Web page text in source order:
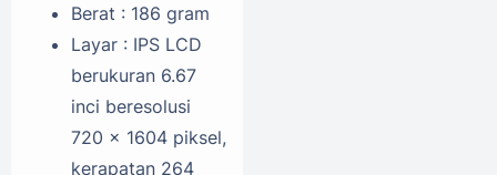
Berat : 186 gram
Layar : IPS LCD
berukuran 6.67
inci beresolusi
720 x 1604 piksel,
kerapatan 264